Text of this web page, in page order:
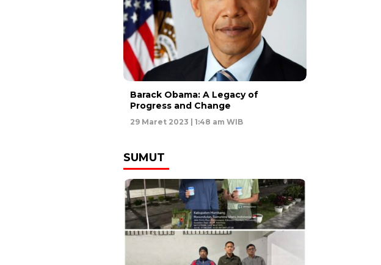
Barack Obama: A Legacy of
Progress and Change
29 Maret 2023 | 1:48 am WIB
SUMUT